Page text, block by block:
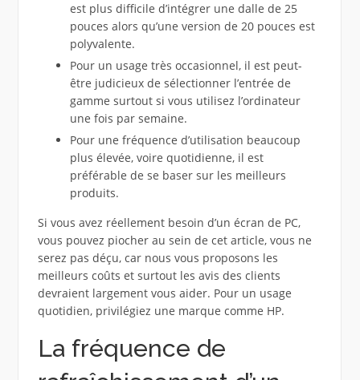
est plus difficile d’intégrer une dalle de 25
pouces alors qu’une version de 20 pouces est
polyvalente.
Pour un usage très occasionnel, il est peut-
être judicieux de sélectionner l’entrée de
gamme surtout si vous utilisez l’ordinateur
une fois par semaine.
Pour une fréquence d’utilisation beaucoup
plus élevée, voire quotidienne, il est
préférable de se baser sur les meilleurs
produits.
Si vous avez réellement besoin d’un écran de PC,
vous pouvez piocher au sein de cet article, vous ne
serez pas déçu, car nous vous proposons les
meilleurs coûts et surtout les avis des clients
devraient largement vous aider. Pour un usage
quotidien, privilégiez une marque comme HP.
La fréquence de